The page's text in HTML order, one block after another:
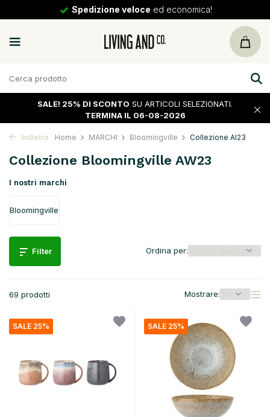
30 giornidi ritorno
SALE! 25% DI SCONTO SU ARTICOLI SELEZIONATI.
TERMINA IL 06-08-2026
Indietro Home MARCHI Bloomingville Collezione AI23
Collezione Bloomingville AW23
I nostri marchi
Bloomingville
Filter
69 prodotti Mostrare:
Ordina per:
SALE 25% SALE 25%